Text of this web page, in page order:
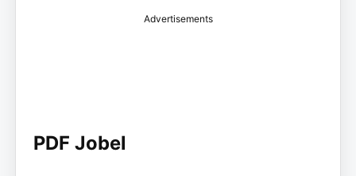
Advertisements
PDF Jobel